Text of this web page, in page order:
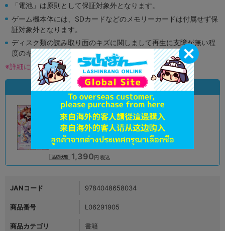
「電池」は原則として保証対象外となります。
ゲーム機本体には、SDカードなどのメモリーカードは付属せず保
証対象外となります。
ディスク類の読み取り面のキズに関しまして再生に支障が無い程
度のキズがある場合がございます。
※詳細につきましてはコチラ
状態違いの同一商品
オンライン
品切状態 1,390円 税込
JANコード 9784048658034
商品番号 L06291905
商品カテゴリ 書籍